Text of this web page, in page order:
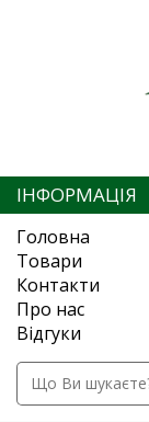
ІНФОРМАЦІЯ
Головна
Товари
Контакти
Про нас
Відгуки